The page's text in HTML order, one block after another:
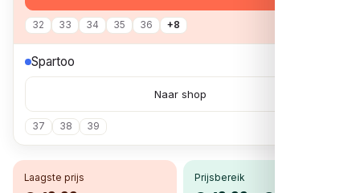
32 33 34 35 36 +8
Spartoo
37 38 39
Naar shop
Laagste prijs Prijsbereik